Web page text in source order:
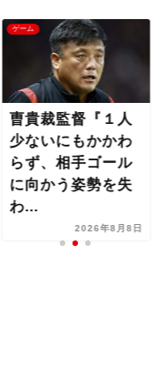
ゲーム
曺貴裁監督『１人
少ないにもかかわ
らず、相手ゴール
に向かう姿勢を失
わ...
2026年8月8日